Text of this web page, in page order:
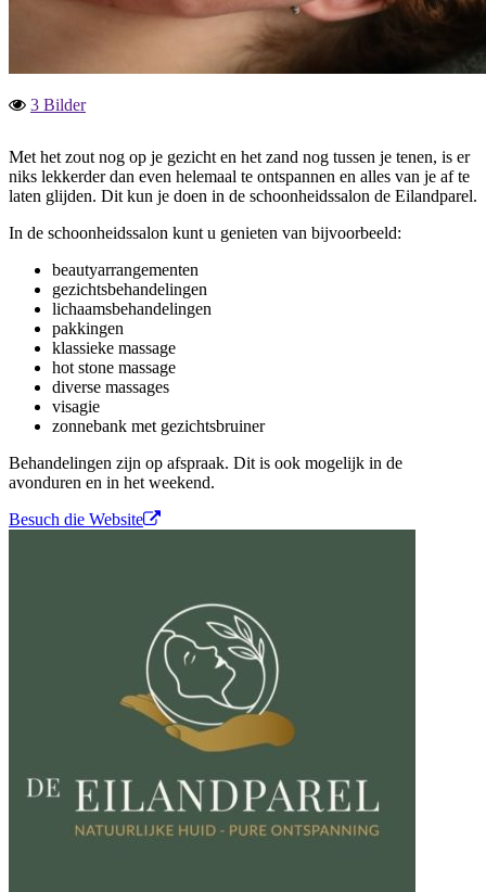
3 Bilder
Met het zout nog op je gezicht en het zand nog tussen je tenen, is er
niks lekkerder dan even helemaal te ontspannen en alles van je af te
laten glijden. Dit kun je doen in de schoonheidssalon de Eilandparel.
In de schoonheidssalon kunt u genieten van bijvoorbeeld:
beautyarrangementen
gezichtsbehandelingen
lichaamsbehandelingen
pakkingen
klassieke massage
hot stone massage
diverse massages
visagie
zonnebank met gezichtsbruiner
Behandelingen zijn op afspraak. Dit is ook mogelijk in de
avonduren en in het weekend.
Besuch die Website